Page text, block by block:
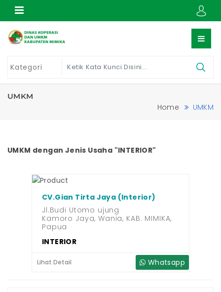
UMKM
Home UMKM
UMKM dengan Jenis Usaha "INTERIOR"
CV.Gian Tirta Jaya (Interior)
Jl.Budi Utomo ujung
Kamoro Jaya, Wania, KAB. MIMIKA,
Papua
INTERIOR
Lihat Detail Whatsapp